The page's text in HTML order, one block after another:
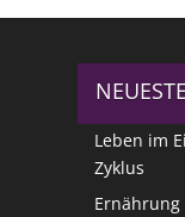
Leben im
Zyklus